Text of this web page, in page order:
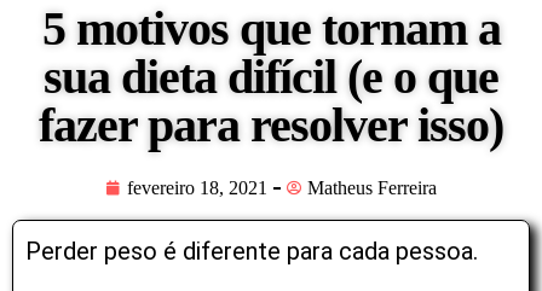
5 motivos que tornam a
sua dieta difícil (e o que
fazer para resolver isso)
fevereiro 18, 2021 Matheus Ferreira
Perder peso é diferente para cada pessoa.